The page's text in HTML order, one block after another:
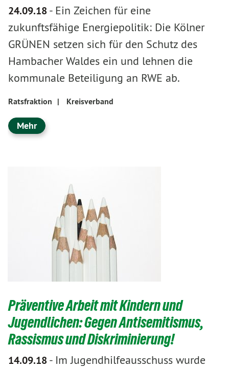
24.09.18- Ein Zeichen für eine
zukunftsfähige Energiepolitik: Die Kölner
GRÜNEN setzen sich für den Schutz des
Hambacher Waldes ein und lehnen die
kommunale Beteiligung an RWE ab.
Ratsfraktion | Kreisverband
Mehr
Präventive Arbeit mit Kindern und
Jugendlichen: Gegen Antisemitismus,
Rassismus und Diskriminierung!
14.09.18- Im Jugendhilfeausschuss wurde